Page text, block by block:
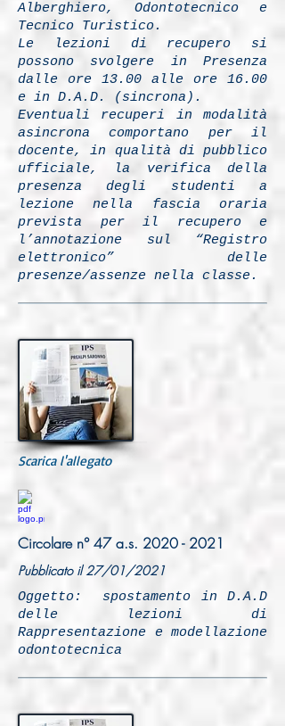
Alberghiero, Odontotecnico e
Tecnico Turistico.
Le lezioni di recupero si
possono svolgere in Presenza
dalle ore 13.00 alle ore 16.00
e in D.A.D. (sincrona).
Eventuali recuperi in modalità
asincrona comportano per il
docente, in qualità di pubblico
ufficiale, la verifica della
presenza degli studenti a
lezione nella fascia oraria
prevista per il recupero e
l’annotazione sul “Registro
elettronico” delle
presenze/assenze nella classe.
Scarica l'allegato
Circolare n° 47 a.s. 2020 - 2021
Pubblicato il 27/01/2021
Oggetto: spostamento in D.A.D
delle lezioni di
Rappresentazione e modellazione
odontotecnica